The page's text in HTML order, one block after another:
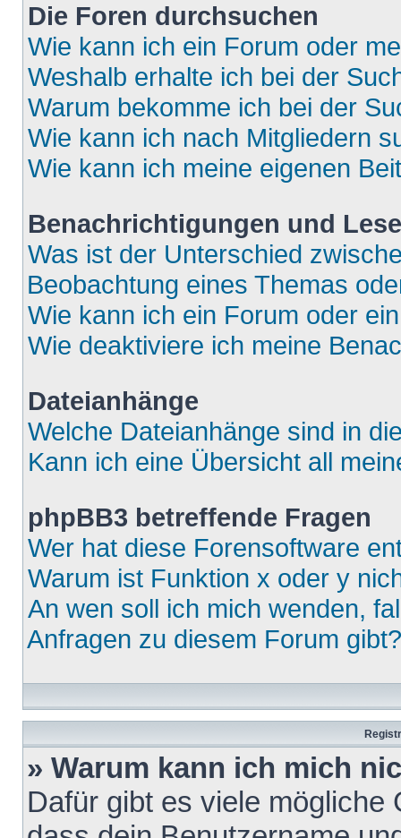
Die Foren durchsuchen
Wie kann ich ein Forum oder
Weshalb erhalte ich bei der
Warum bekomme ich bei der
Wie kann ich nach Mitgliedern
Wie kann ich meine eigenen
Benachrichtigungen und
Was ist der Unterschied
Beobachtung eines Themas
Wie kann ich ein Forum oder
Wie deaktiviere ich meine
Dateianhänge
Welche Dateianhänge sind in
Kann ich eine Übersicht all
phpBB3 betreffende Fragen
Wer hat diese Forensoftware
Warum ist Funktion x oder y
An wen soll ich mich wenden,
Anfragen zu diesem Forum gibt?
» Warum kann ich mich
Dafür gibt es viele